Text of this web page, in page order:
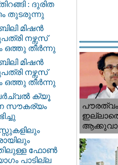
: ദുരിത
തുടരുന്നു
മിഷൻ
നഴ്സസ്
ഒത്തു തീർന്നു
മിഷൻ
നഴ്സസ്
ഒത്തു തീർന്നു
ക്യൂ
സൗകര്യം
ഫോൺ
പാടില്ല
പൗരത്വം